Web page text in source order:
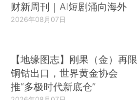
财新周刊｜AI短剧涌向海外
2026年08月07日
【地缘图志】刚果（金）再限
铜钴出口，世界黄金协会
推“多极时代新底仓”